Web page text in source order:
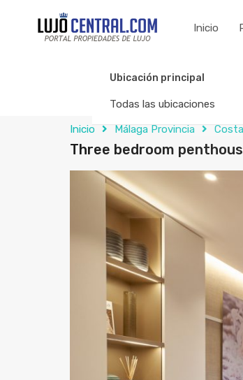
Inicio
Ubicación principal
Todas las ubicaciones
Inicio Málaga Provincia
Three bedroom